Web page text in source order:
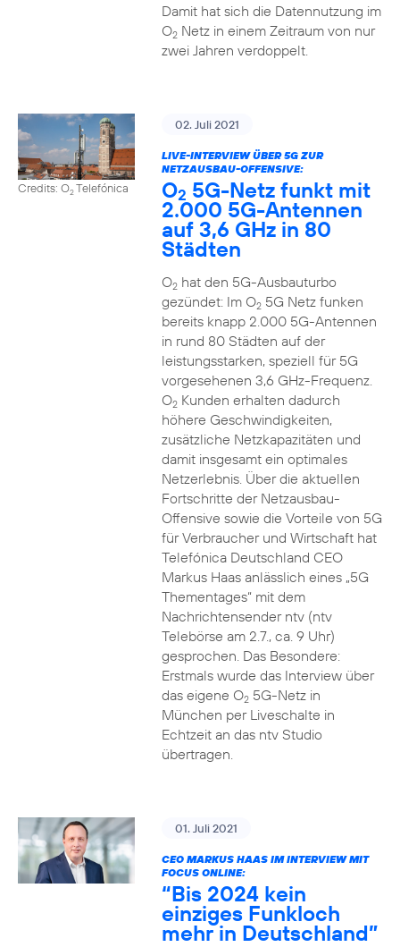
Damit hat sich die Datennutzung im
O2Netz in einem Zeitraum von nur
zwei Jahren verdoppelt.
Credits: O2Telefónica
02. Juli 2021
LIVE-INTERVIEW ÜBER 5G ZUR
NETZAUSBAU-OFFENSIVE:
O2 5G-Netz funkt mit
2.000 5G-Antennen
auf 3,6 GHz in 80
Städten
O2hat den 5G-Ausbauturbo
gezündet: Im O25G Netz funken
bereits knapp 2.000 5G-Antennen
in rund 80 Städten auf der
leistungsstarken, speziell für 5G
vorgesehenen 3,6 GHz-Frequenz.
O2Kunden erhalten dadurch
höhere Geschwindigkeiten,
zusätzliche Netzkapazitäten und
damit insgesamt ein optimales
Netzerlebnis. Über die aktuellen
Fortschritte der Netzausbau-
Offensive sowie die Vorteile von 5G
für Verbraucher und Wirtschaft hat
Telefónica Deutschland CEO
Markus Haas anlässlich eines „5G
Thementages“ mit dem
Nachrichtensender ntv (ntv
Telebörse am 2.7., ca. 9 Uhr)
gesprochen. Das Besondere:
Erstmals wurde das Interview über
das eigene O25G-Netz in
München per Liveschalte in
Echtzeit an das ntv Studio
übertragen.
01. Juli 2021
CEO MARKUS HAAS IM INTERVIEW MIT
FOCUS ONLINE:
“Bis 2024 kein
einziges Funkloch
mehr in Deutschland”